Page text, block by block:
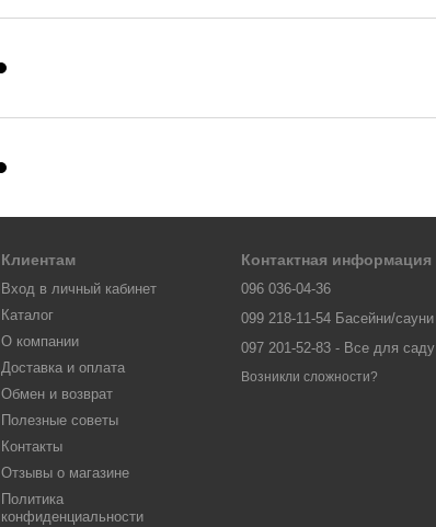
Клиентам
Вход в личный кабинет
Каталог
О компании
Доставка и оплата
Обмен и возврат
Полезные советы
Контакты
Отзывы о магазине
Политика
конфиденциальности
Контактная информация
096 036-04-36
099 218-11-54 Басейни/сауни
097 201-52-83 - Все для саду
Возникли сложности?